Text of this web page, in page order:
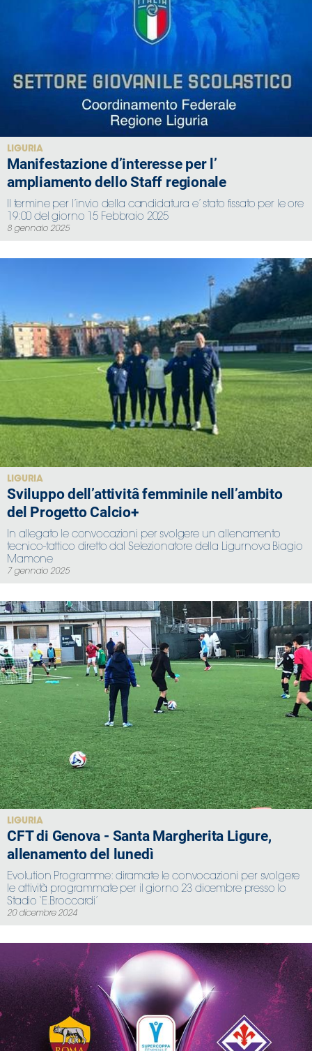
LIGURIA
Manifestazione d’interesse per l’
ampliamento dello Staff regionale
Il termine per l’invio della candidatura e’ stato fissato per le ore
19:00 del giorno 15 Febbraio 2025
8 gennaio 2025
LIGURIA
Sviluppo dell’attivitâ femminile nell’ambito
del Progetto Calcio+
In allegato le convocazioni per svolgere un allenamento
tecnico-tattico diretto dal Selezionatore della Ligurnova Biagio
Mamone
7 gennaio 2025
LIGURIA
CFT di Genova - Santa Margherita Ligure,
allenamento del lunedì
Evolution Programme: diramate le convocazioni per svolgere
le attività programmate per il giorno 23 dicembre presso lo
Stadio ‘E.Broccardi’
20 dicembre 2024